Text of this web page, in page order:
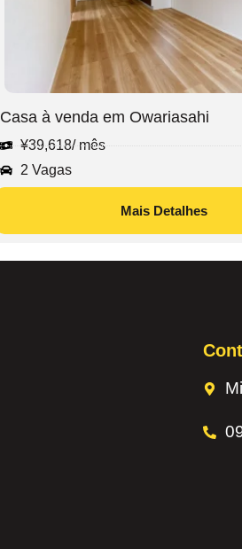
Casa à venda em Owariasahi
¥39,618/ mês
2 Vagas
Mais Detalhes